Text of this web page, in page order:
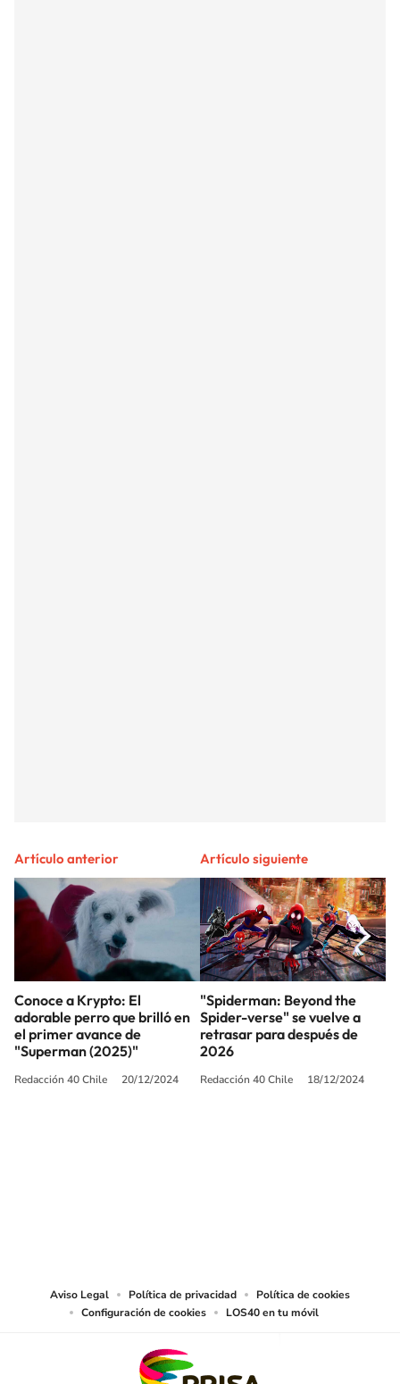
Artículo anterior
Conoce a Krypto: El
adorable perro que brilló en
el primer avance de
"Superman (2025)"
Redacción 40 Chile 20/12/2024
Artículo siguiente
"Spiderman: Beyond the
Spider-verse" se vuelve a
retrasar para después de
2026
Redacción 40 Chile 18/12/2024
Aviso Legal Política de privacidad
Política de cookies
Configuración de cookies
LOS40 en tu móvil